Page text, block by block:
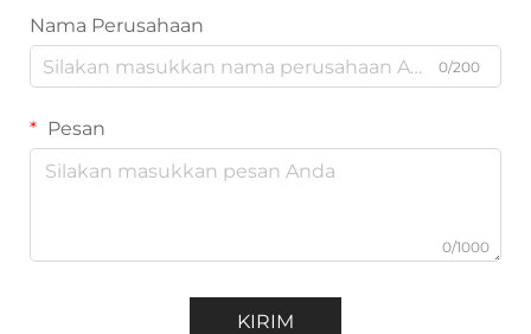
Nama Perusahaan
0/200
Pesan
0/1000
KIRIM